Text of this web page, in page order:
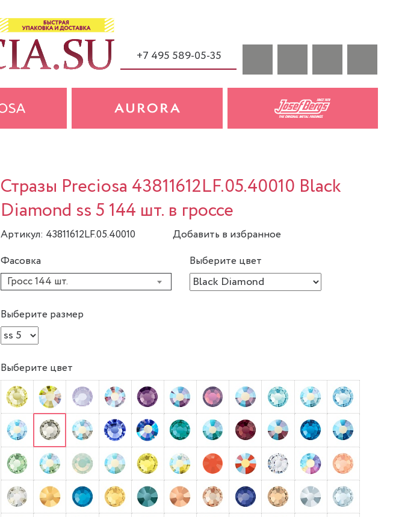
+7 495 589-05-35
Стразы Preciosa 43811612LF.05.40010 Black
Diamond ss 5 144 шт. в гроссе
Артикул: 43811612LF.05.40010
Добавить в избранное
Фасовка
Гросс 144 шт.
Выберите цвет
Выберите размер
Выберите цвет